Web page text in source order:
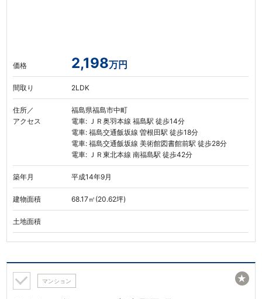
価格 2,198万円
間取り 2LDK
住所／
アクセス
福島県福島市中町
電車: ＪＲ奥羽本線 福島駅 徒歩14分
電車: 福島交通飯坂線 曽根田駅 徒歩18分
電車: 福島交通飯坂線 美術館図書館前駅 徒歩28分
電車: ＪＲ東北本線 南福島駅 徒歩42分
築年月 平成14年9月
建物面積 68.17㎡(20.62坪)
土地面積
マンション ★